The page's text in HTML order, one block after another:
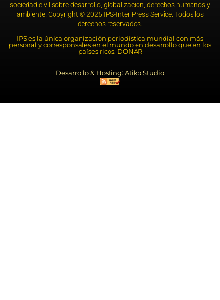
sociedad civil sobre desarrollo, globalización, derechos humanos y
ambiente. Copyright © 2025 IPS-Inter Press Service. Todos los
derechos reservados.
IPS es la única organización periodística mundial con más
personal y corresponsales en el mundo en desarrollo que en los
países ricos. DONAR
Desarrollo & Hosting: Atiko.Studio